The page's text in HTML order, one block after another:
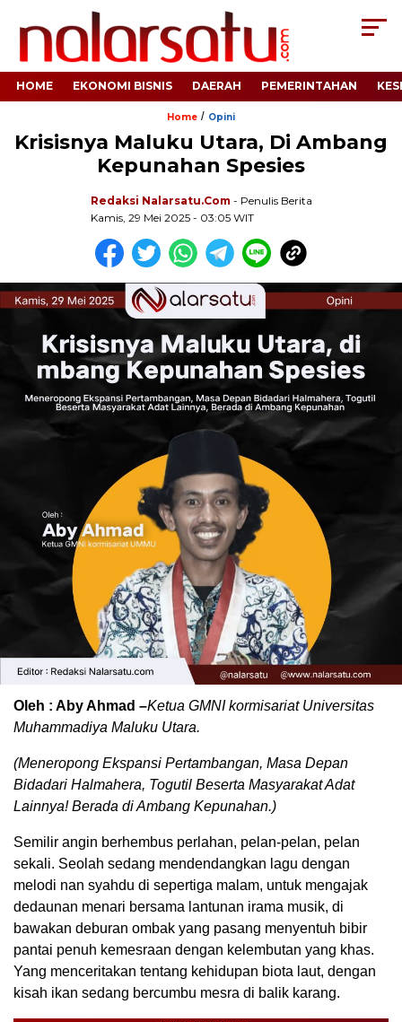
HOME EKONOMI BISNIS DAERAH PEMERINTAHAN
Home / Opini
Krisisnya Maluku Utara, Di Ambang
Kepunahan Spesies
Redaksi Nalarsatu.com - Penulis Berita
Kamis, 29 Mei 2025 - 03:05 WIT
Oleh : Aby Ahmad –Ketua GMNI kormisariat Universitas
Muhammadiya Maluku Utara.
(Meneropong Ekspansi Pertambangan, Masa Depan
Bidadari Halmahera, Togutil Beserta Masyarakat Adat
Lainnya! Berada di Ambang Kepunahan.)
Semilir angin berhembus perlahan, pelan-pelan, pelan
sekali. Seolah sedang mendendangkan lagu dengan
melodi nan syahdu di sepertiga malam, untuk mengajak
dedaunan menari bersama lantunan irama musik, di
bawakan deburan ombak yang pasang menyentuh bibir
pantai penuh kemesraan dengan kelembutan yang khas.
Yang menceritakan tentang kehidupan biota laut, dengan
kisah ikan sedang bercumbu mesra di balik karang.